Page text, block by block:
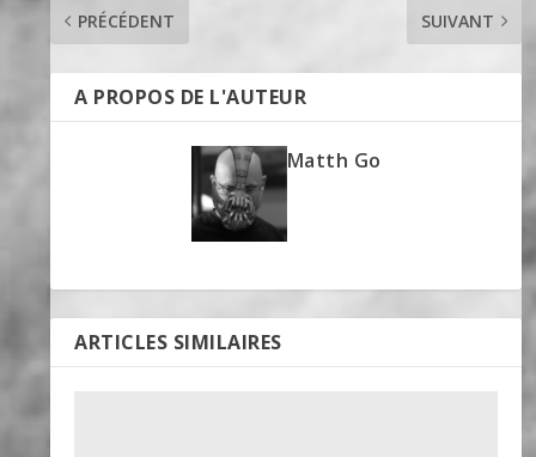
PRÉCÉDENT
SUIVANT
A PROPOS DE L'AUTEUR
Matth Go
ARTICLES SIMILAIRES